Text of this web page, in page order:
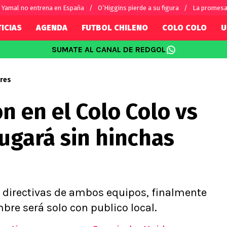
Yamal no entrena en España O’Higgins pierde a su figura La
por el mundo
Fútbol Argentino
Fútbol Brasileño
Conference
Ligue 1
AGENDA FUTBOL CHILENO COLO COLO
SUMATE AL CANAL DE REDGOL
en el Colo Colo vs
sin hinchas
directivas de ambos equipos, finalmente
será solo con publico local.